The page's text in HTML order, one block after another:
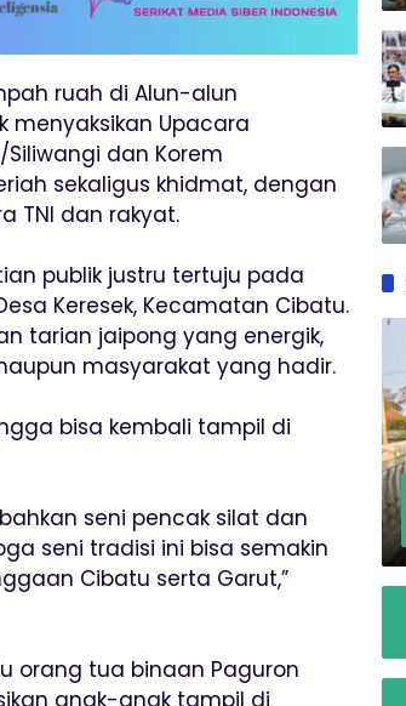
ruah di Alun-alun
menyaksikan Upacara
Siliwangi dan Korem
sekaligus khidmat, dengan
TNI dan rakyat.
publik justru tertuju pada
Keresek, Kecamatan Cibatu.
tarian jaipong yang energik,
masyarakat yang hadir.
bisa kembali tampil di
seni pencak silat dan
seni tradisi ini bisa semakin
Cibatu serta Garut,”
orang tua binaan Paguron
anak-anak tampil di